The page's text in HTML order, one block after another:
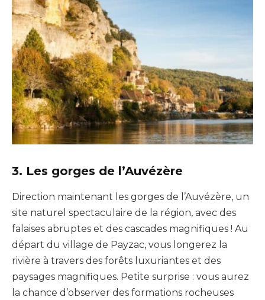
3. Les gorges de l’Auvézère
Direction maintenant les gorges de l’Auvézère, un
site naturel spectaculaire de la région, avec des
falaises abruptes et des cascades magnifiques ! Au
départ du village de Payzac, vous longerez la
rivière à travers des forêts luxuriantes et des
paysages magnifiques. Petite surprise : vous aurez
la chance d’observer des formations rocheuses